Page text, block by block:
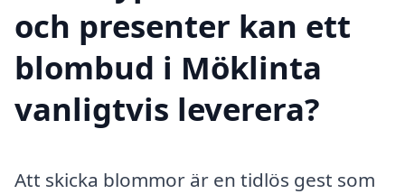
och presenter kan ett
blombud i Möklinta
vanligtvis leverera?
Att skicka blommor är en tidlös gest som